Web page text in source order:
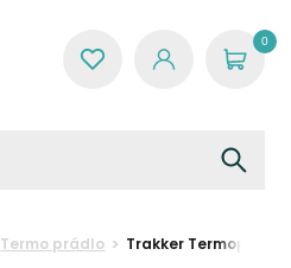
0
Termo prádlo Trakker Termoprádlo